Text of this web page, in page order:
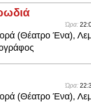
Ώρα:
(Θέατρο Ένα),
Ώρα:
(Θέατρο Ένα),